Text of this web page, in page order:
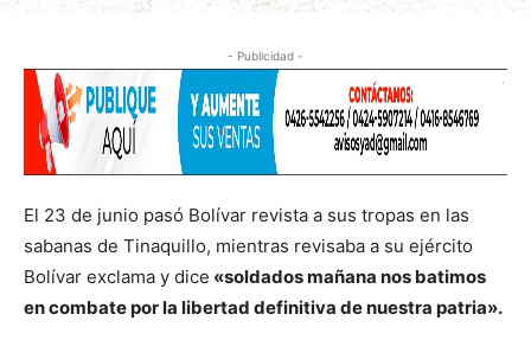
- Publicidad -
El 23 de junio pasó Bolívar revista a sus tropas en las
sabanas de Tinaquillo, mientras revisaba a su ejército
Bolívar exclama y dice «soldados mañana nos batimos
en combate por la libertad definitiva de nuestra patria».